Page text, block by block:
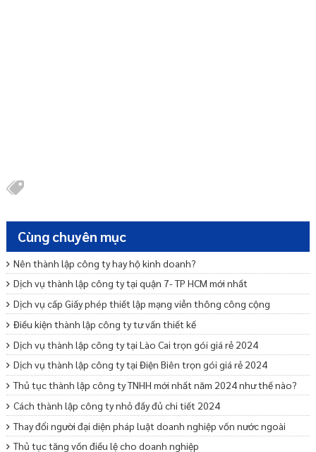
Cùng chuyên mục
Nên thành lập công ty hay hộ kinh doanh?
Dịch vụ thành lập công ty tại quận 7- TP HCM mới nhất
Dịch vụ cấp Giấy phép thiết lập mạng viễn thông công cộng
Điều kiện thành lập công ty tư vấn thiết kế
Dịch vụ thành lập công ty tại Lào Cai trọn gói giá rẻ 2024
Dịch vụ thành lập công ty tại Điện Biên trọn gói giá rẻ 2024
Thủ tục thành lập công ty TNHH mới nhất năm 2024 như thế nào?
Cách thành lập công ty nhỏ đầy đủ chi tiết 2024
Thay đổi người đại diện pháp luật doanh nghiệp vốn nước ngoài
Thủ tục tăng vốn điều lệ cho doanh nghiệp